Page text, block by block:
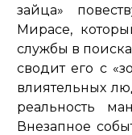
зайца»
Мирасе,
службы в
сводит его с
влиятельных
реальность
Внезапное